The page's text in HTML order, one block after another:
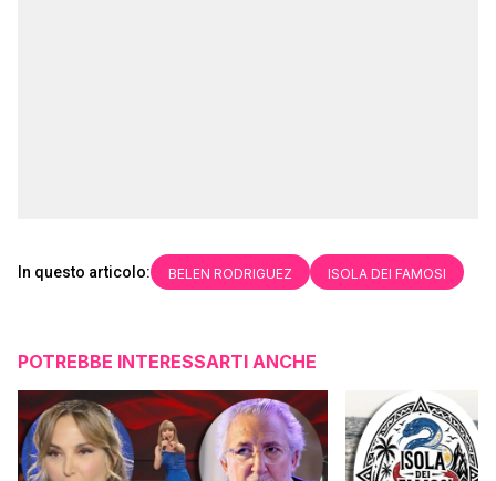
In questo articolo: BELEN RODRIGUEZ ISOLA DEI FAMOSI
POTREBBE INTERESSARTI ANCHE